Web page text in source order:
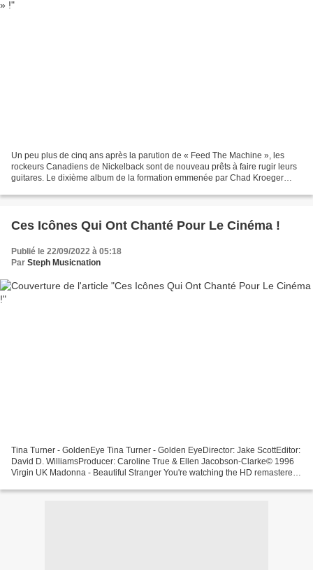
Un peu plus de cinq ans après la parution de « Feed The Machine », les
rockeurs Canadiens de Nickelback sont de nouveau prêts à faire rugir leurs
guitares. Le dixième album de la formation emmenée par Chad Kroeger
Ces Icônes Qui Ont Chanté Pour Le Cinéma !
Publié le 22/09/2022 à 05:18
Par Steph Musicnation
Tina Turner - GoldenEye Tina Turner - Golden EyeDirector: Jake ScottEditor:
David D. WilliamsProducer: Caroline True & Ellen Jacobson-Clarke© 1996
Virgin UK Madonna - Beautiful Stranger You're watching the HD remastered